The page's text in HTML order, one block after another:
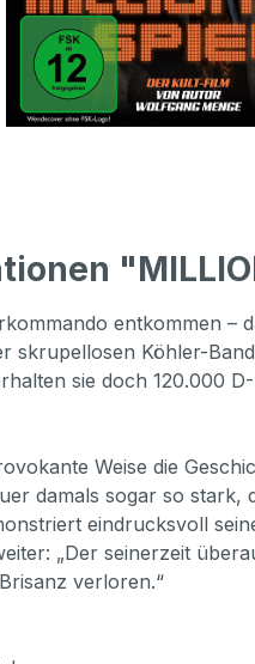
entkommen –
skrupellosen Köhler-
sie doch 120.000
Weise die
damals sogar so
eindrucksvoll
„Der seinerzeit
verloren.“